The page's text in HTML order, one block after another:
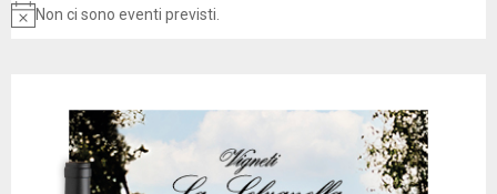
N
Non ci sono eventi previsti.